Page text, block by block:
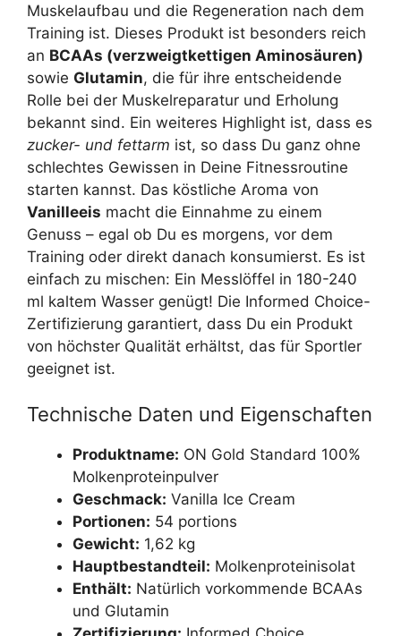
Muskelaufbau und die Regeneration nach dem
Training ist. Dieses Produkt ist besonders reich
an BCAAs (verzweigtkettigen Aminosäuren)
sowie Glutamin, die für ihre entscheidende
Rolle bei der Muskelreparatur und Erholung
bekannt sind. Ein weiteres Highlight ist, dass es
zucker- und fettarm ist, so dass Du ganz ohne
schlechtes Gewissen in Deine Fitnessroutine
starten kannst. Das köstliche Aroma von
Vanilleeis macht die Einnahme zu einem
Genuss – egal ob Du es morgens, vor dem
Training oder direkt danach konsumierst. Es ist
einfach zu mischen: Ein Messlöffel in 180-240
ml kaltem Wasser genügt! Die Informed Choice-
Zertifizierung garantiert, dass Du ein Produkt
von höchster Qualität erhältst, das für Sportler
geeignet ist.
Technische Daten und Eigenschaften
Produktname: ON Gold Standard 100%
Molkenproteinpulver
Geschmack: Vanilla Ice Cream
Portionen: 54 portions
Gewicht: 1,62 kg
Hauptbestandteil: Molkenproteinisolat
Enthält: Natürlich vorkommende BCAAs
und Glutamin